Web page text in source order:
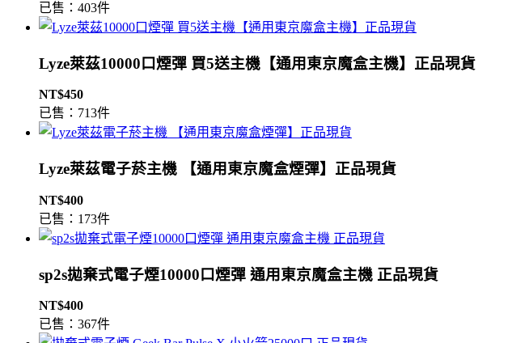
已售：403件
Lyze萊茲10000口煙彈 買5送主機【通用東京魔盒主機】正品現貨
NT$450
已售：713件
Lyze萊茲電子菸主機 【通用東京魔盒煙彈】正品現貨
NT$400
已售：173件
sp2s拋棄式電子煙10000口煙彈 通用東京魔盒主機 正品現貨
NT$400
已售：367件